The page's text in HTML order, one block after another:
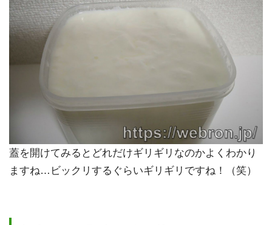
蓋を開けてみるとどれだけギリギリなのかよくわかり
ますね…ビックリするぐらいギリギリですね！（笑）